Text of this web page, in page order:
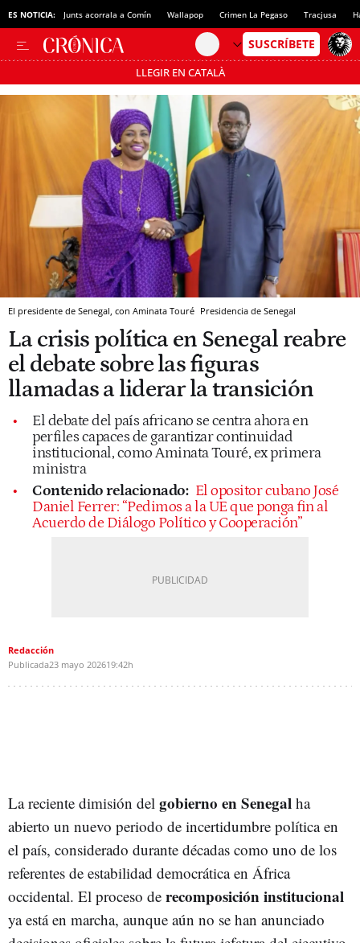
ES NOTICIA: Junts acorrala a Comín Wallapop Crimen La Pegaso Tracjusa
LLEGIR EN CATALÀ
Pásate al MODO AHORRO
El presidente de Senegal, con Aminata Touré Presidencia de Senegal
La crisis política en Senegal reabre
el debate sobre las figuras
llamadas a liderar la transición
El debate del país africano se centra ahora en
perfiles capaces de garantizar continuidad
institucional, como Aminata Touré, ex primera
ministra
Contenido relacionado: El opositor cubano José
Daniel Ferrer: “Pedimos a la UE que ponga fin al
Acuerdo de Diálogo Político y Cooperación”
Redacción
Publicada23 mayo 202619:42h
La reciente dimisión del gobierno en Senegal ha
abierto un nuevo periodo de incertidumbre política en
el país, considerado durante décadas como uno de los
referentes de estabilidad democrática en África
occidental. El proceso de recomposición institucional
ya está en marcha, aunque aún no se han anunciado